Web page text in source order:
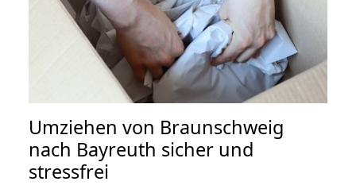
Umziehen von Braunschweig
nach Bayreuth sicher und
stressfrei